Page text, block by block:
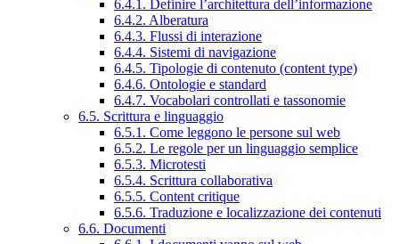
6.4.1. Definire l’architettura dell’informazione
6.4.2. Alberatura
6.4.3. Flussi di interazione
6.4.4. Sistemi di navigazione
6.4.5. Tipologie di contenuto (content type)
6.4.6. Ontologie e standard
6.4.7. Vocabolari controllati e tassonomie
6.5. Scrittura e linguaggio
6.5.1. Come leggono le persone sul web
6.5.2. Le regole per un linguaggio semplice
6.5.3. Microtesti
6.5.4. Scrittura collaborativa
6.5.5. Content critique
6.5.6. Traduzione e localizzazione dei contenuti
6.6. Documenti